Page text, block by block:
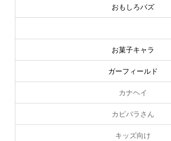
おもしろバズ
お菓子キャラ
ガーフィールド
カナヘイ
カピバラさん
キッズ向け